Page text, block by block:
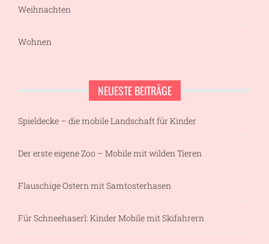
Weihnachten
Wohnen
NEUESTE BEITRÄGE
Spieldecke – die mobile Landschaft für Kinder
Der erste eigene Zoo – Mobile mit wilden Tieren
Flauschige Ostern mit Samtosterhasen
Für Schneehaserl: Kinder Mobile mit Skifahrern